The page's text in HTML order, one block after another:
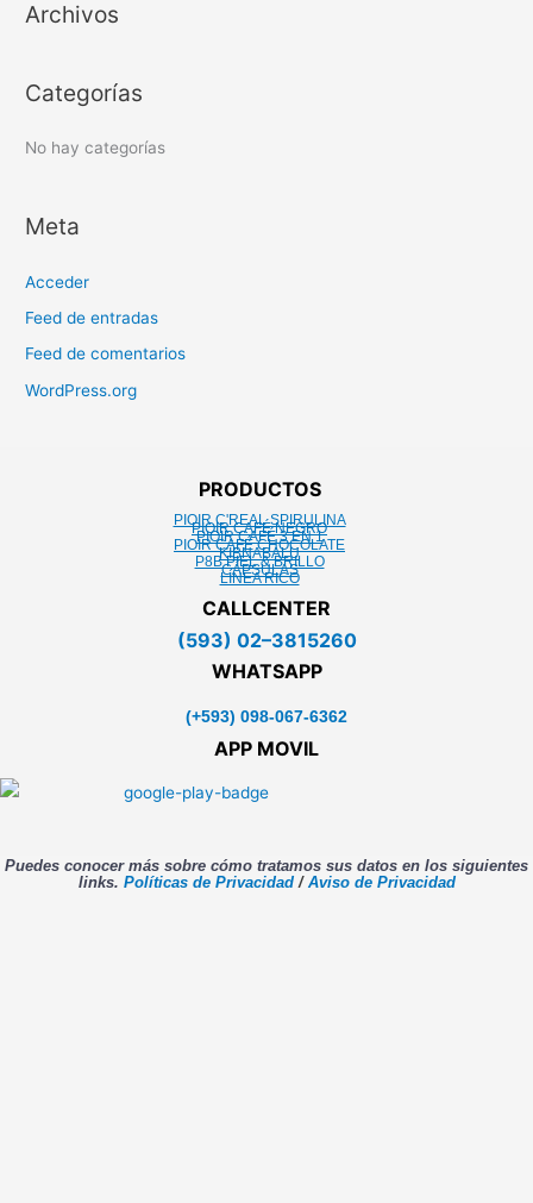
r
:
Archivos
Categorías
No hay categorías
Meta
Acceder
Feed de entradas
Feed de comentarios
WordPress.org
PRODUCTOS
PIOIR C'REAL SPIRULINA
PIOIR CAFÉ NEGRO
PIOIR CAFÉ 3 EN 1
PIOIR CAFÉ CHOCOLATE
KIBNABALU
P8B PIEL & BRILLO
CÁPSULAS
LÍNEA RICO
CALLCENTER
(593) 02–3815260
WHATSAPP
(+593) 098-067-6362
APP MOVIL
Puedes conocer más sobre cómo tratamos sus datos en los siguientes
links. Políticas de Privacidad/ Aviso de Privacidad